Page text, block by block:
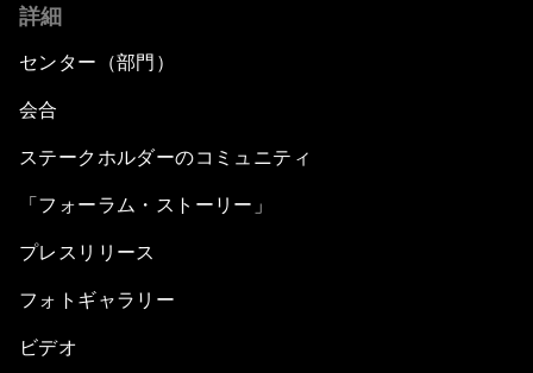
詳細
センター（部門）
会合
ステークホルダーのコミュニティ
「フォーラム・ストーリー」
プレスリリース
フォトギャラリー
ビデオ